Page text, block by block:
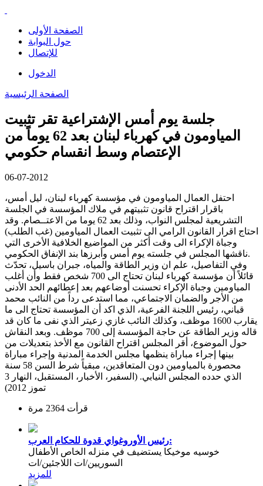
الصفحة الأولى
حول البوابة
للإتصال
الدخول
الصفحة الرئيسية
جلسة يوم أمس الإشتراعية تقر تثبيت
المياومون في كهرباء لبنان بعد 62 يوماً من
الإعتصام وسط انقسام حكومي
06-07-2012
احتفل العمال المياومون في مؤسسة كهرباء لبنان، ليل أمس،
باقرار اقتراح قانون تثبيتهم في ملاك المؤسسة في الجلسة
التشريعية لمجلس النواب، وذلك بعد 62 يوما من الاعتــصام. وقد
احتاج اقرار القانون الرامي الى تثبيت العمال المياومين (غب الطلب)
وجباة الإكراء الى وقت أكثر من المواضيع الخلافية الأخرى التي
ناقشها المجلس في جلسته يوم أمس وأبرزها بند الإنفاق الحكومي.
وفي التفاصيل، علم ان وزير الطاقة والمياه، جبران باسيل، تحدّث
قائلاً أن مؤسسة كهرباء لبنان تحتاج الى 700 شخص فقط وأن أغلب
المياومين وجباة الإكراء تحسنت أوضاعهم بعد إعطائهم الحد الأدنى
من الأجر والضمان الاجتماعي، مما استدعى رداً من النائب محمد
قباني، رئيس اللجنة الفرعية، الذي اكد أن المؤسسة تحتاج الى ما
يقارب 1600 موظف، وكذلك النائب غازي زعيتر الذي نفى ما كان قد
قاله وزير الطاقة عن حاجة المؤسسة إلى 700 موظف. وبعد النقاش
حول الموضوع، أقر المجلس اقتراح القانون مع الأخذ بتعديلات من
بينها إجراء مباراة ينظمها مجلس الخدمة المدنية وإجراء مباراة
محصورة بالمياومين دون المتعاقدين، مبقياً شرط السن 58 سنة
الذي حدده المجلس النيابي. (السفير، الأخبار، المستقبل، النهار 3
تموز 2012)
قرأت 2364 مرة
رئيس الأوروغواي قدوة للحكام العرب:
خوسيه موخيكا يستضيف في منزله الخاص الأطفال
السوريين/ات اللاجئين/ات
للمزيد